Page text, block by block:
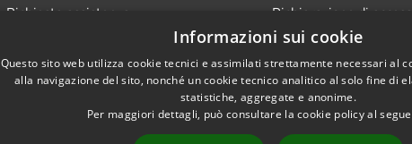
Richiesta assistenza
Dichiarazione di
Informazioni sui cookie
Questo sito web utilizza cookie tecnici e assimilati strettamente necessari al
alla navigazione del sito, nonché un cookie tecnico analitico al solo fine di
statistiche, aggregate e anonime.
Per maggiori dettagli, può consultare la cookie policy al